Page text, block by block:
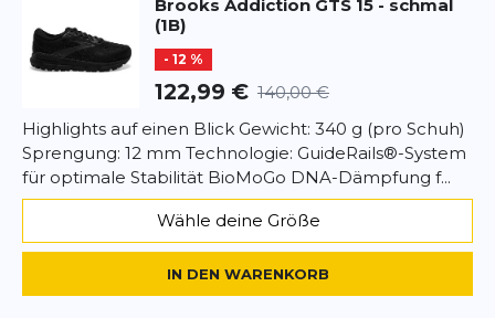
Kann ich die Einlegesohlen austauschen?
Experten-Tipp
Kombiniere den Brooks Addiction GTS 15 mit
hochwertigen Laufsocken, um die Passform und
den Komfort zu optimieren. Achte darauf, dass die
Socken Feuchtigkeit effizient ableiten.
Brooks Addiction GTS 15 - schmal
(1B)
- 12 %
122,99 € 140,00 €
Highlights auf einen Blick Gewicht: 340 g (pro Schuh)
Sprengung: 12 mm Technologie: GuideRails®-System
für optimale Stabilität BioMoGo DNA-Dämpfung f...
Wähle deine Größe
IN DEN WARENKORB